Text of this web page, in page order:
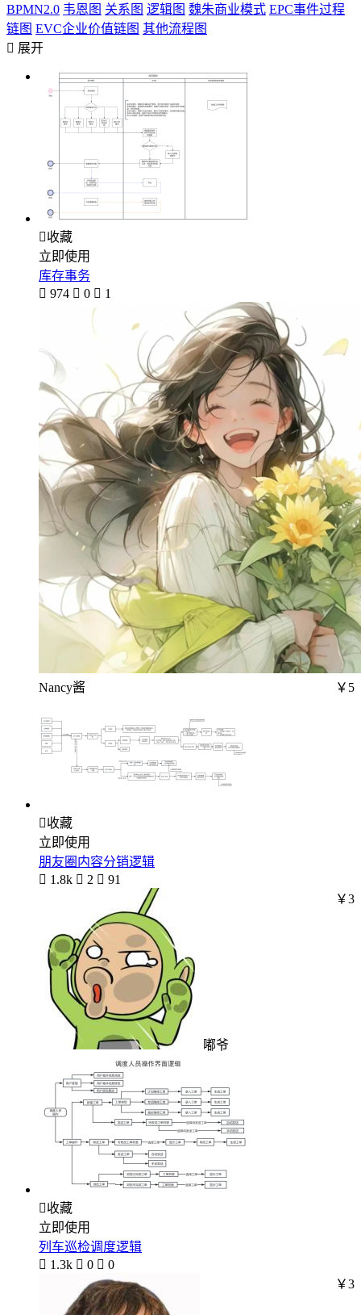
BPMN2.0 韦恩图 关系图 逻辑图 魏朱商业模式 EPC事件过程
链图 EVC企业价值链图 其他流程图
 展开
收藏
立即使用
库存事务
 974  0  1
Nancy酱 ￥5
收藏
立即使用
朋友圈内容分销逻辑
 1.8k  2  91
嘟爷
￥3
收藏
立即使用
列车巡检调度逻辑
 1.3k  0  0
￥3